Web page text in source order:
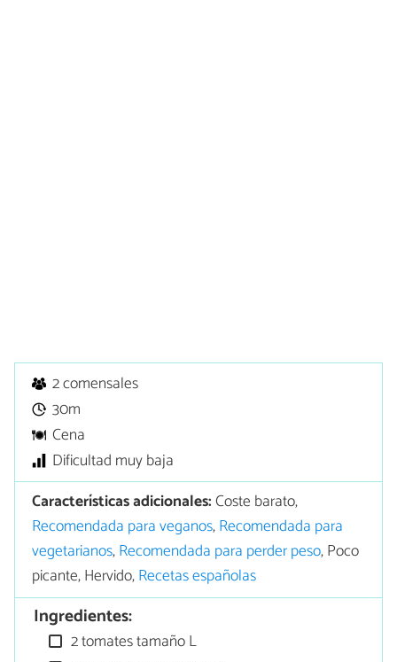
2 comensales
30m
Cena
Dificultad muy baja
Características adicionales:Coste barato,
Recomendada para veganos,Recomendada para
vegetarianos,Recomendada para perder peso, Poco
picante, Hervido,Recetas españolas
Ingredientes:
2 tomates tamaño L